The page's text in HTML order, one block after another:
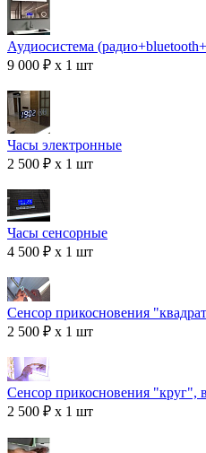
Аудиосистема
9 000 ₽ x 1 шт
Часы электронные
2 500 ₽ x 1 шт
Часы сенсорные
4 500 ₽ x 1 шт
Сенсор прикосновения
2 500 ₽ x 1 шт
Сенсор прикосновения "круг",
2 500 ₽ x 1 шт